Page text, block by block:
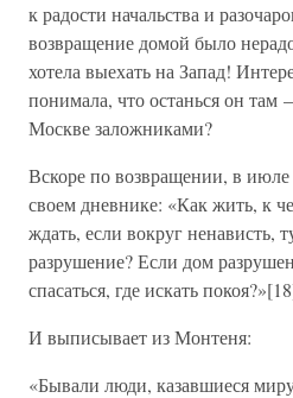
к радости начальства и
возвращение домой было
хотела выехать на Запад!
понимала, что останься он там
Москве заложниками?
Вскоре по возвращении, в
своем дневнике: «Как жить, к
ждать, если вокруг ненависть,
разрушение? Если дом
спасаться, где искать
И выписывает из Монтеня:
«Бывали люди, казавшиеся